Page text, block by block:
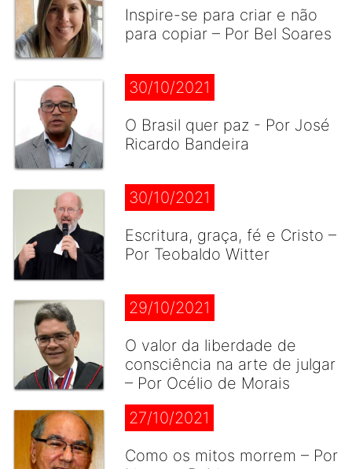
Inspire-se para criar e não
para copiar – Por Bel Soares
30/10/2021
O Brasil quer paz - Por José
Ricardo Bandeira
30/10/2021
Escritura, graça, fé e Cristo –
Por Teobaldo Witter
29/10/2021
O valor da liberdade de
consciência na arte de julgar
– Por Océlio de Morais
27/10/2021
Como os mitos morrem – Por